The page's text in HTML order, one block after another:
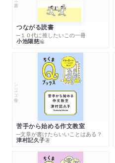
つながる読書
─１０代に推したいこの一冊
小池陽慈編
シリーズ・全集
苦手から始める作文教室
─文章が書けたらいいことはある？
津村記久子著